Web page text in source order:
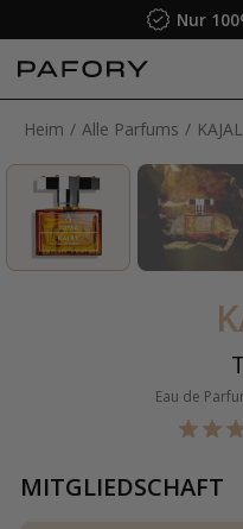
Nur
Heim Alle Parfums KAJAL
Eau de
MITGLIEDSCHAFT